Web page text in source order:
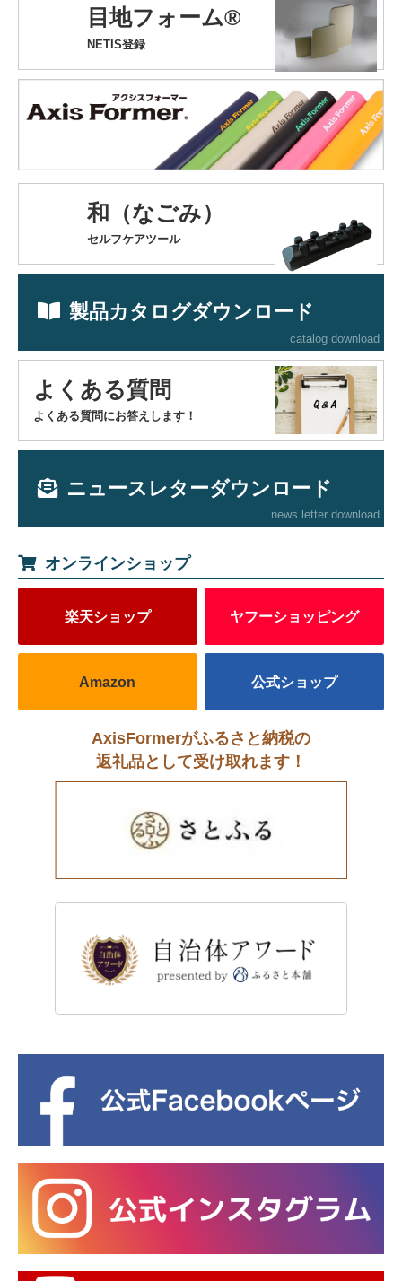
目地フォーム®
NETIS登録
和（なごみ）
セルフケアツール
製品カタログダウンロード
catalog download
よくある質問
よくある質問にお答えします！
ニュースレターダウンロード
news letter download
オンラインショップ
楽天ショップ ヤフーショッピング
Amazon 公式ショップ
AxisFormerがふるさと納税の
返礼品として受け取れます！